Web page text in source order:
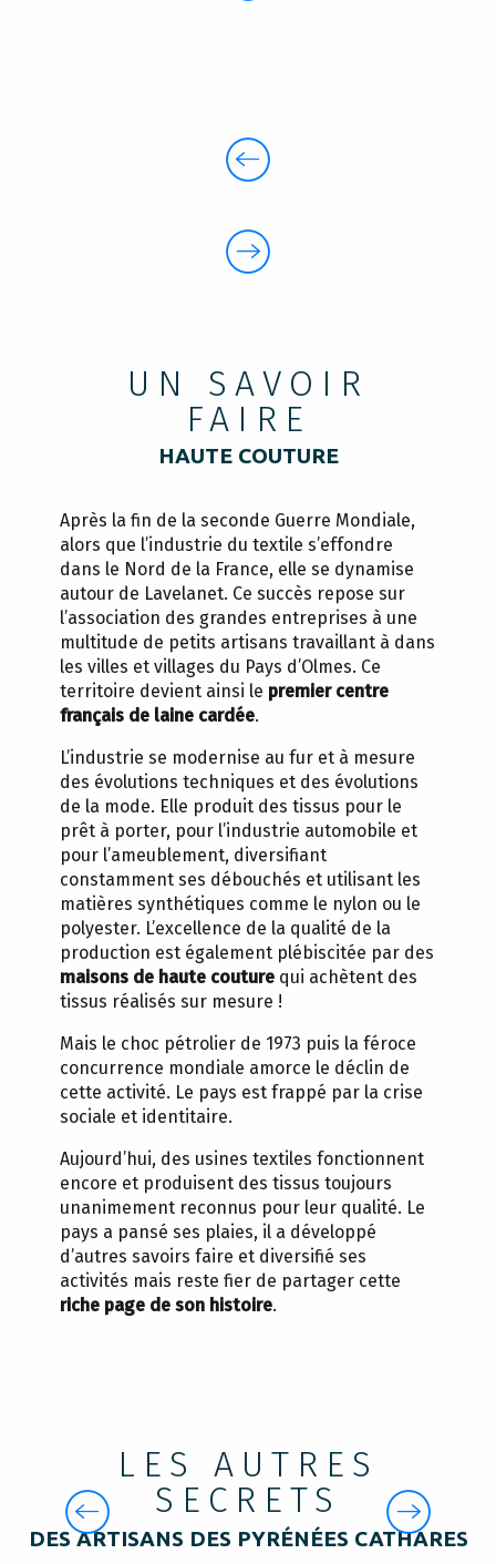
UN SAVOIR
FAIRE
HAUTE COUTURE
Après la fin de la seconde Guerre Mondiale,
alors que l’industrie du textile s’effondre
dans le Nord de la France, elle se dynamise
autour de Lavelanet. Ce succès repose sur
l’association des grandes entreprises à une
multitude de petits artisans travaillant à dans
les villes et villages du Pays d’Olmes. Ce
territoire devient ainsi le premier centre
français de laine cardée.
L’industrie se modernise au fur et à mesure
des évolutions techniques et des évolutions
de la mode. Elle produit des tissus pour le
prêt à porter, pour l’industrie automobile et
pour l’ameublement, diversifiant
constamment ses débouchés et utilisant les
matières synthétiques comme le nylon ou le
polyester. L’excellence de la qualité de la
production est également plébiscitée par des
maisons de haute couture qui achètent des
tissus réalisés sur mesure !
Mais le choc pétrolier de 1973 puis la féroce
concurrence mondiale amorce le déclin de
cette activité. Le pays est frappé par la crise
sociale et identitaire.
Aujourd’hui, des usines textiles fonctionnent
encore et produisent des tissus toujours
unanimement reconnus pour leur qualité. Le
pays a pansé ses plaies, il a développé
d’autres savoirs faire et diversifié ses
activités mais reste fier de partager cette
riche page de son histoire.
LES AUTRES
SECRETS
DES ARTISANS DES PYRÉNÉES CATHARES
LES
VANNIERS
Il existe ici dans les Pyrénées